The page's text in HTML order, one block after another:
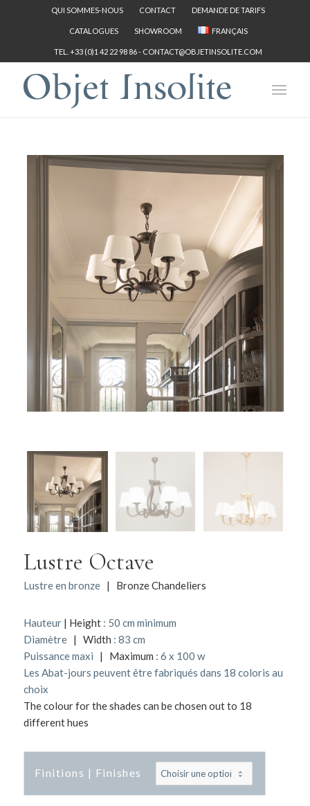
QUI SOMMES-NOUS CONTACT DEMANDE DE TARIFS
CATALOGUES SHOWROOM FRANÇAIS
TEL. +33 (0)1 42 22 98 86 - CONTACT@OBJETINSOLITE.COM
Lustre Octave
Lustre en bronze| Bronze Chandeliers
Hauteur| Height: 50 cm minimum
Diamètre| Width : 83 cm
Puissance maxi | Maximum : 6 x 100 w
Les Abat-jours peuvent être fabriqués dans 18 coloris au
choix
The colour for the shades can be chosen out to 18
different hues
Finitions | Finishes